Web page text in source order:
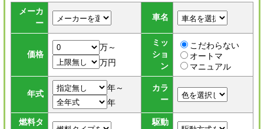
メーカ
ー
車名
価格
万～
万円
ミッ
ショ
ン
こだわらない
オートマ
マニュアル
年式
年～
年
カラ
ー
燃料タ
駆動